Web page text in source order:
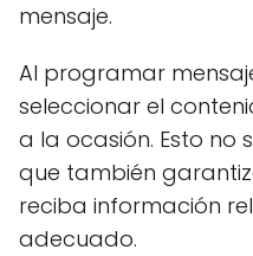
mensaje.
Al programar
seleccionar el
a la ocasión. Esto no
que también
reciba información
adecuado.